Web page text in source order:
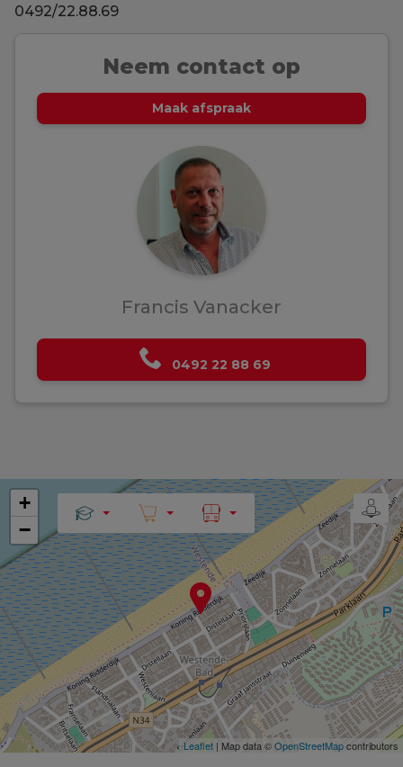
0492/22.88.69
Neem contact op
Maak afspraak
Francis Vanacker
0492 22 88 69
+
−
Leaflet | Map data ©OpenStreetMapcontributors